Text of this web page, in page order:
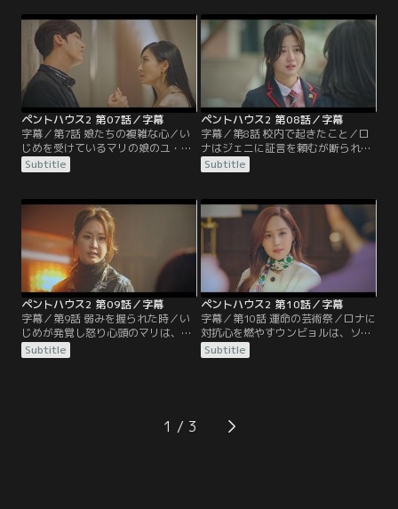
前を出されて爆発してしまったソジ
ンの様子に、皆は首をかしげる。
復讐を成し遂げることを娘の写真の
前で誓う。そんな中、ロナがソジン
の前に突然現れる。
ペントハウス2 第07話／字幕
字幕／第7話 娘たちの複雑な心／い
じめを受けているマリの娘のユ・ジ
ェニは、マリに話をしようとするが
ためらってしまう。ユンチョルとユ
始めたロナは、亡くなったミン・ソ
ラの代わりに芸術祭のトロフィー獲
得を目指す。
Subtitle
ペントハウス2 第08話／字幕
字幕／第8話 校内で起きたこと／ロ
ナはジェニに証言を頼むが断られ
る。大人たちの前に出たロナは、ダ
ンテの娘のチュ・ソッキョンやギュ
の娘のハ・ウンビョルが不良だと暴
露する。言い争いが続く中、ジェニ
がその場に現れる。
Subtitle
ペントハウス2 第09話／字幕
字幕／第9話 弱みを握られた時／い
じめが発覚し怒り心頭のマリは、加
害者全員への処分を要求する。マリ
にコケにされて腹を立てたギュジン
Subtitle
ペントハウス2 第10話／字幕
字幕／第10話 運命の芸術祭／ロナに
対抗心を燃やすウンビョルは、ソク
フンは自分の彼氏だと言ってロナを
けん制する。チョンア芸術祭の日が
を開ける。
Subtitle
1